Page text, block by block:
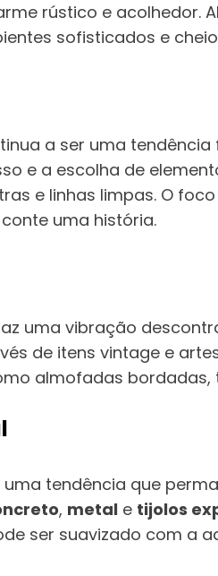
rústico e acolhedor.
sofisticados e
a ser uma
e a escolha de
e linhas limpas. O
uma história.
uma vibração
de itens vintage e
almofadas
uma tendência que
, metal e tijolos
ser suavizado com a